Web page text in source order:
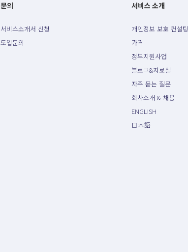
문의
서비스소개서 신청
도입문의
서비스 소개
개인정보 보호 컨설팅
가격
정부지원사업
블로그&자료실
자주 묻는 질문
회사소개 & 채용
ENGLISH
日本語